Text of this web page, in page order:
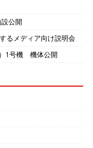
公開
るメディア向け説明会
1号機 機体公開